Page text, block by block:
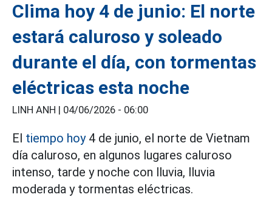
Clima hoy 4 de junio: El norte
estará caluroso y soleado
durante el día, con tormentas
eléctricas esta noche
LINH ANH | 04/06/2026 - 06:00
El tiempo hoy4 de junio, el norte de Vietnam
día caluroso, en algunos lugares caluroso
intenso, tarde y noche con lluvia, lluvia
moderada y tormentas eléctricas.